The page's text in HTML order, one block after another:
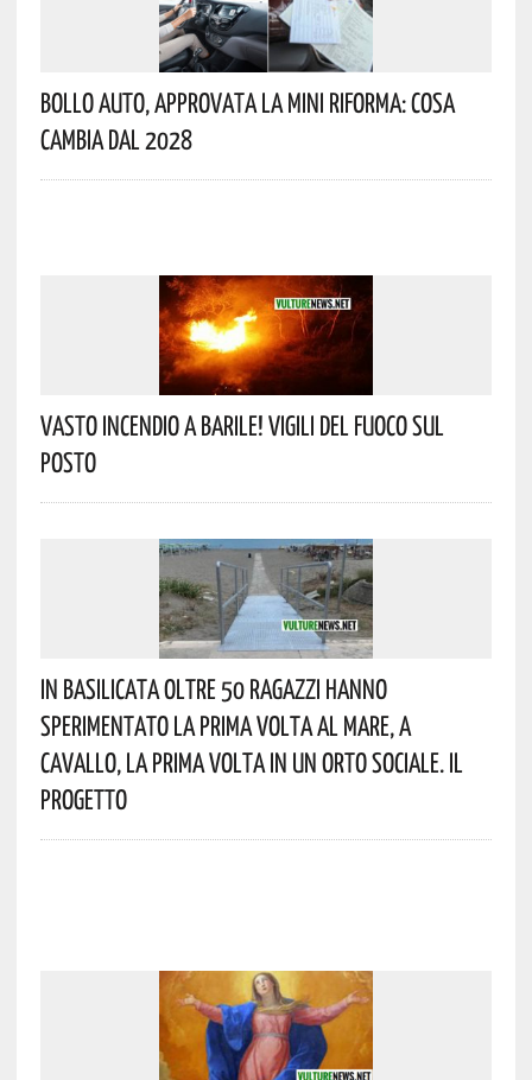
Bollo Auto, Approvata La Mini Riforma: Cosa
Cambia Dal 2028
Vasto Incendio A Barile! Vigili Del Fuoco Sul
Posto
In Basilicata Oltre 50 Ragazzi Hanno
Sperimentato La Prima Volta Al Mare, A
Cavallo, La Prima Volta In Un Orto Sociale. Il
Progetto